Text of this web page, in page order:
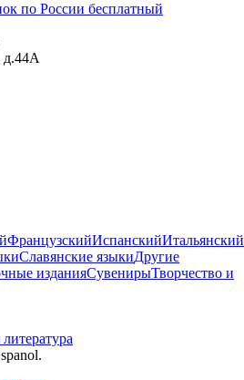
по России бесплатный
д.44А
ФранцузскийИспанскийИтальянский
Славянские языкиДругие
изданияСувенирыТворчество и